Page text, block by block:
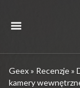
Geex» Recenzje»
kamery